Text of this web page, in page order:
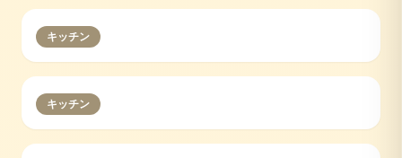
キッチン
キッチン